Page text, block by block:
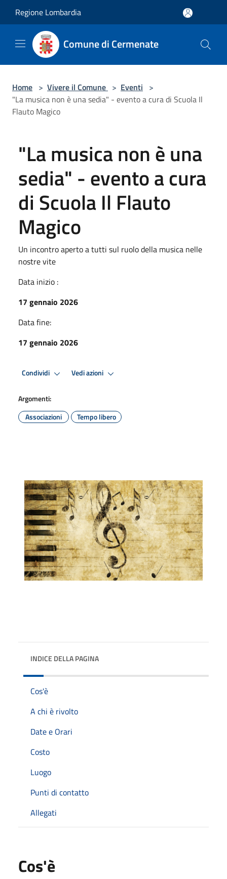
Regione Lombardia
Comune di Cermenate
Home > Vivere il Comune > Eventi >
"La musica non è una sedia" - evento a cura di Scuola Il
Flauto Magico
"La musica non è una
sedia" - evento a cura
di Scuola Il Flauto
Magico
Un incontro aperto a tutti sul ruolo della musica nelle
nostre vite
Data inizio :
17 gennaio 2026
Data fine:
17 gennaio 2026
Condividi Vedi azioni
Argomenti:
Associazioni
Tempo libero
INDICE DELLA PAGINA
Cos'è
A chi è rivolto
Date e Orari
Costo
Luogo
Punti di contatto
Allegati
Cos'è